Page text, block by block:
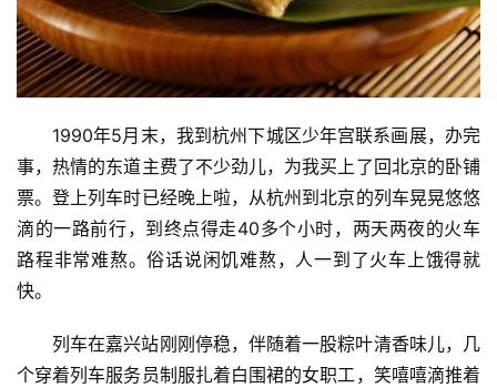
1990年5月末，我到杭州下城区少年宫联系画展，办完
事，热情的东道主费了不少劲儿，为我买上了回北京的卧铺
票。登上列车时已经晚上啦，从杭州到北京的列车晃晃悠悠
滴的一路前行，到终点得走40多个小时，两天两夜的火车
路程非常难熬。俗话说闲饥难熬，人一到了火车上饿得就
快。
列车在嘉兴站刚刚停稳，伴随着一股粽叶清香味儿，几
个穿着列车服务员制服扎着白围裙的女职工，笑嘻嘻滴推着